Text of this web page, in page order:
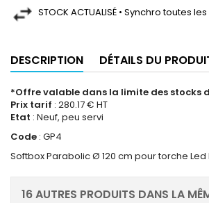
STOCK ACTUALISÉ • Synchro toutes
DESCRIPTION DÉTAILS DU
*Offre valable dans la limite des stocks
Prix tarif : 280.17 € HT
Etat : Neuf, peu servi
Code : GP4
Softbox Parabolic Ø 120 cm pour torche Led
16 AUTRES PRODUITS DANS LA